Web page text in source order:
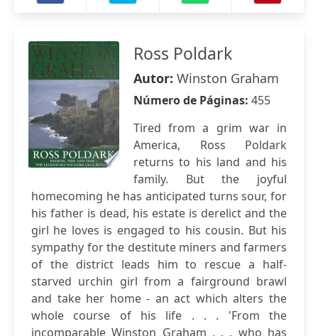
Ross Poldark
Autor: Winston Graham
Número de Páginas: 455
Tired from a grim war in
America, Ross Poldark
returns to his land and his
family. But the joyful
homecoming he has anticipated turns sour, for
his father is dead, his estate is derelict and the
girl he loves is engaged to his cousin. But his
sympathy for the destitute miners and farmers
of the district leads him to rescue a half-
starved urchin girl from a fairground brawl
and take her home - an act which alters the
whole course of his life . . . 'From the
incomparable Winston Graham . . . who has